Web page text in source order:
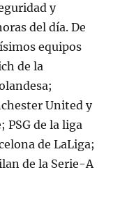
y
del día. De
equipos
de la
United y
PSG de la liga
de LaLiga;
de la Serie-A